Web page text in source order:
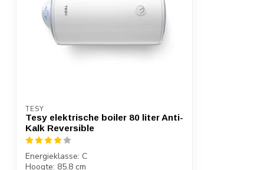
TESY
Tesy elektrische boiler 80 liter Anti-
Kalk Reversible
Energieklasse: C
Hoogte: 85.8 cm